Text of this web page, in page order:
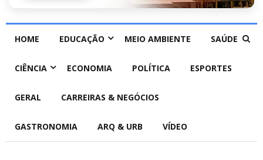
HOME EDUCAÇÃO MEIO AMBIENTE SAÚDE
CIÊNCIA ECONOMIA POLÍTICA ESPORTES
GERAL CARREIRAS & NEGÓCIOS
GASTRONOMIA ARQ & URB VÍDEO